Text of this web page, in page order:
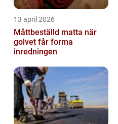
13 april 2026
Måttbeställd matta när
golvet får forma
inredningen